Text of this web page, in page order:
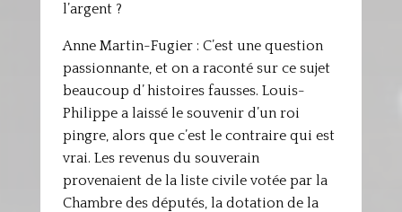
l’argent ?
Anne Martin-Fugier : C’est une question
passionnante, et on a raconté sur ce sujet
beaucoup d’ histoires fausses. Louis-
Philippe a laissé le souvenir d’un roi
pingre, alors que c’est le contraire qui est
vrai. Les revenus du souverain
provenaient de la liste civile votée par la
Chambre des députés, la dotation de la